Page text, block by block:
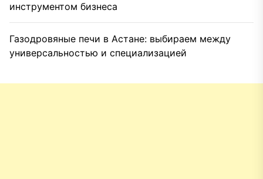
инструментом бизнеса
Газодровяные печи в Астане: выбираем между
универсальностью и специализацией